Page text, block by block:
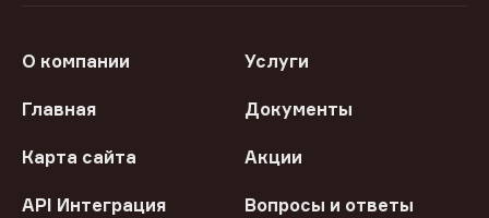
О компании Услуги
Главная Документы
Карта сайта Акции
API Интеграция Вопросы и ответы